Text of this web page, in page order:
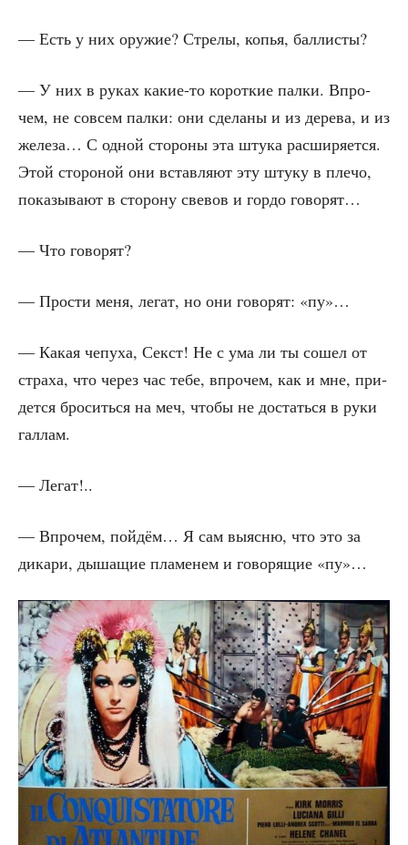
— Есть у них ору­жие? Стре­лы, копья, баллисты?
— У них в руках какие-то корот­кие пал­ки. Впро­
чем, не совсем пал­ки: они сде­ла­ны и из дере­ва, и из
желе­за… С одной сто­ро­ны эта шту­ка рас­ши­ря­ет­ся.
Этой сто­ро­ной они встав­ля­ют эту шту­ку в пле­чо,
пока­зы­ва­ют в сто­ро­ну све­вов и гор­до говорят…
— Что говорят?
— Про­сти меня, легат, но они гово­рят: «пу»…
— Какая чепу­ха, Секст! Не с ума ли ты сошел от
стра­ха, что через час тебе, впро­чем, как и мне, при­
дет­ся бро­сить­ся на меч, что­бы не достать­ся в руки
галлам.
— Легат!..
— Впро­чем, пой­дём… Я сам выяс­ню, что это за
дика­ри, дыша­щие пла­ме­нем и гово­ря­щие «пу»…